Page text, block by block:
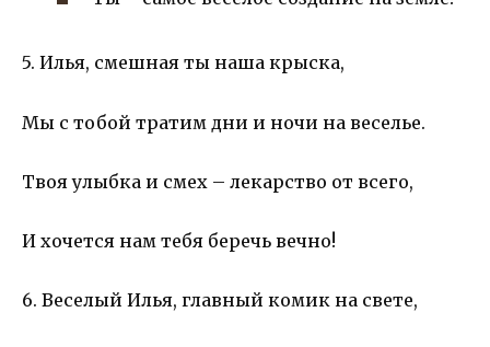
5. Илья, смешная ты наша крыска,
Мы с тобой тратим дни и ночи на веселье.
Твоя улыбка и смех – лекарство от всего,
И хочется нам тебя беречь вечно!
6. Веселый Илья, главный комик на свете,